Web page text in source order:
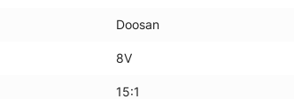
Doosan
8V
15:1